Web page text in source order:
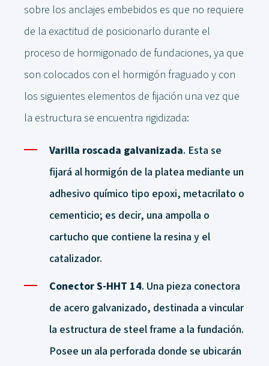
sobre los anclajes embebidos es que no requiere
de la exactitud de posicionarlo durante el
proceso de hormigonado de fundaciones, ya que
son colocados con el hormigón fraguado y con
los siguientes elementos de fijación una vez que
la estructura se encuentra rigidizada:
Varilla roscada galvanizada. Esta se
fijará al hormigón de la platea mediante un
adhesivo químico tipo epoxi, metacrilato o
cementicio; es decir, una ampolla o
cartucho que contiene la resina y el
catalizador.
Conector S-HHT 14. Una pieza conectora
de acero galvanizado, destinada a vincular
la estructura de steel frame a la fundación.
Posee un ala perforada donde se ubicarán